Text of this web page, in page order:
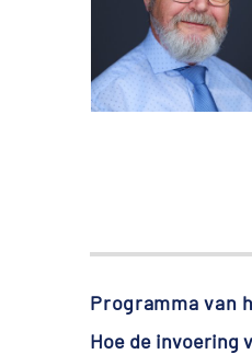
Programma van
Hoe de invoering